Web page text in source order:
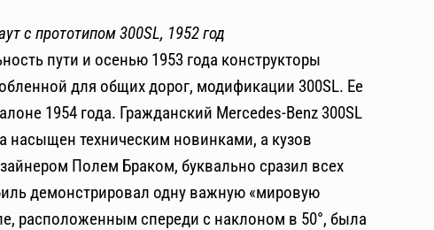
с прототипом 300SL, 1952 год
пути и осенью 1953 года конструкторы
для общих дорог, модификации 300SL. Ее
1954 года. Гражданский Mercedes-Benz 300SL
насыщен техническим новинками, а кузов
Полем Браком, буквально сразил всех
демонстрировал одну важную «мировую
расположенным спереди с наклоном в 50°, была